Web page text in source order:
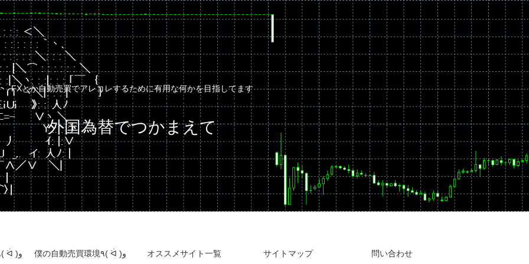
FXとか自動売買でアレコレするために有用な何かを目指してます
外国為替でつかまえて
自動売買運用成績٩( ᐛ )و 僕の自動売買環境٩( ᐛ )و オススメサイト一覧 サイトマップ 問い合わせ